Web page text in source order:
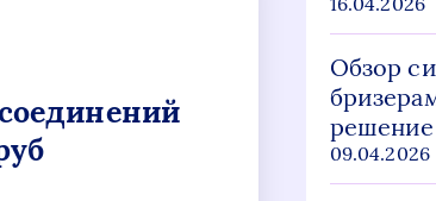
Обзор
решение
09.04.2026